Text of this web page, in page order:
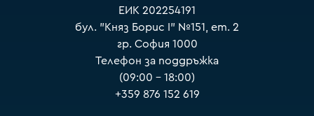
ЕИК 202254191
бул. "Княз Борис I" №151, ет. 2
гр. София 1000
Телефон за поддръжка
(09:00 – 18:00)
+359 876 152 619